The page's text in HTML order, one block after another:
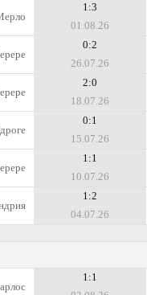
1:3
01.08.26
0:2
26.07.26
2:0
18.07.26
0:1
15.07.26
1:1
10.07.26
1:2
04.07.26
1:1